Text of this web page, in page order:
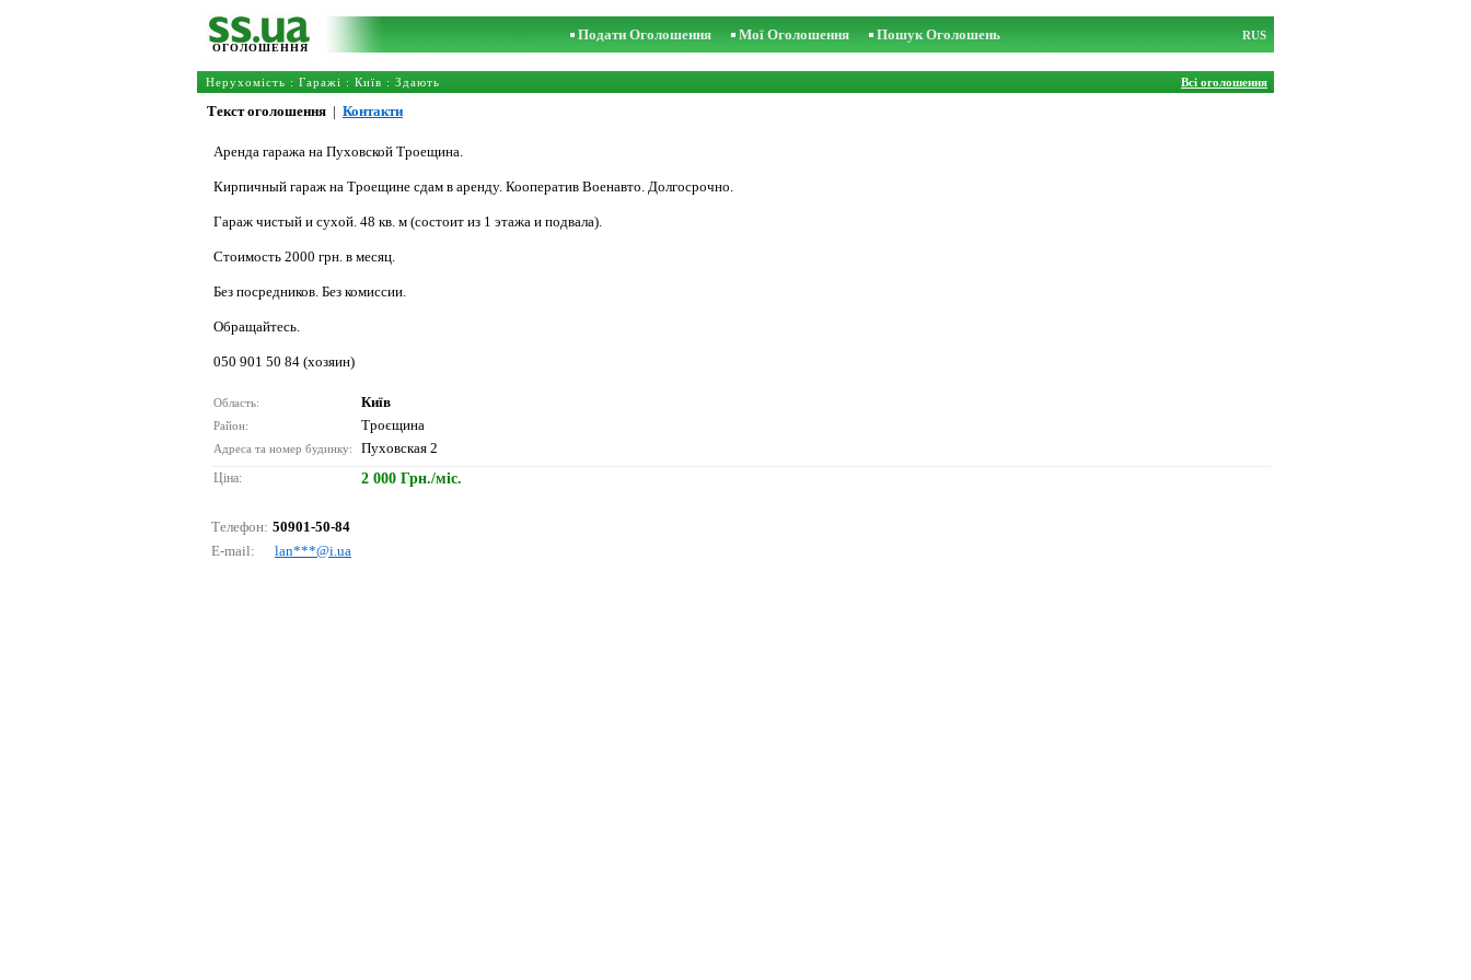
ОГОЛОШЕННЯ
Подати Оголошення Мої Оголошення Пошук Оголошень RUS
Нерухомість : Гаражі : Київ : Здають Всі оголошення
Текст оголошення | Контакти
Аренда гаража на Пуховской Троещина.
Кирпичный гараж на Троещине сдам в аренду. Кооператив Военавто. Долгосрочно.
Гараж чистый и сухой. 48 кв. м (состоит из 1 этажа и подвала).
Стоимость 2000 грн. в месяц.
Без посредников. Без комиссии.
Обращайтесь.
050 901 50 84 (хозяин)
Область: Київ
Район: Троєщина
Адреса та номер будинку: Пуховская 2
Ціна: 2 000 Грн./міс.
Телефон: 50901-50-84
E-mail:
lаn***@i.uа